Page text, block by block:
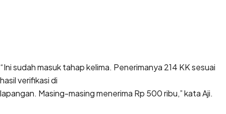
“Ini sudah masuk tahap kelima. Penerimanya 214 KK sesuai
hasil verifikasi di
lapangan. Masing-masing menerima Rp 500 ribu,” kata Aji.